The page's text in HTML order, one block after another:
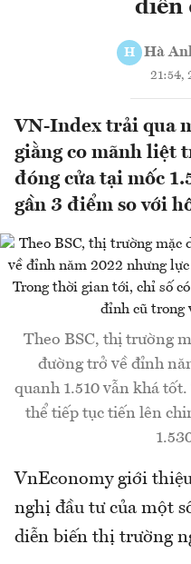
diễn
H Hà
21:54,
VN-Index trải qua
giằng co mãnh liệt
đóng cửa tại mốc
gần 3 điểm so với
Theo BSC, thị trường
đường trở về đỉnh
quanh 1.510 vẫn khá
thể tiếp tục tiến lên
VnEconomy giới
nghị đầu tư của một
diễn biến thị trường